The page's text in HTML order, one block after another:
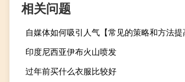
相关问题
自媒体如何吸引人气【常见的策略和方法提
印度尼西亚伊布火山喷发
过年前买什么衣服比较好